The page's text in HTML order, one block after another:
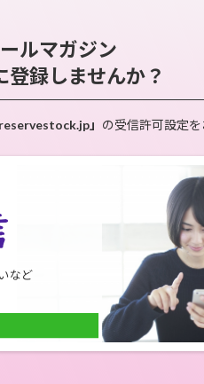
ルマガジン
登録しませんか？
reservestock.jp」 の受信許可設定を